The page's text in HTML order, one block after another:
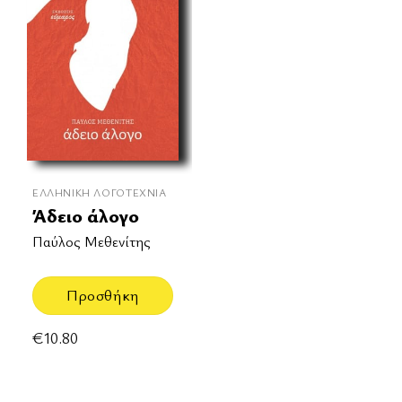
ΕΛΛΗΝΙΚΉ ΛΟΓΟΤΕΧΝΊΑ
Άδειο άλογο
Παύλος Μεθενίτης
Προσθήκη
€10.80